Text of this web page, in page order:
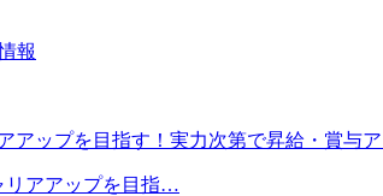
報
リアアップを目指…